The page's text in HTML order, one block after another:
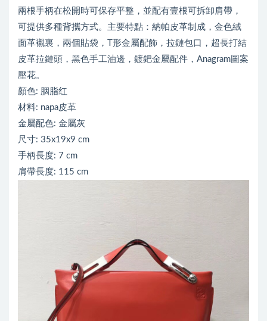
兩根手柄在松開時可保存平整，並配有壹根可拆卸肩帶，
可提供多種背攜方式。主要特點：納帕皮革制成，金色絨
面革襯裏，兩個貼袋，T形金屬配飾，拉鏈包口，超長打結
皮革拉鏈頭，黑色手工油邊，鍍鈀金屬配件，Anagram圖案
壓花。
顏色: 胭脂红
材料: napa皮革
金屬配色: 金屬灰
尺寸: 35x19x9 cm
手柄長度: 7 cm
肩帶長度: 115 cm